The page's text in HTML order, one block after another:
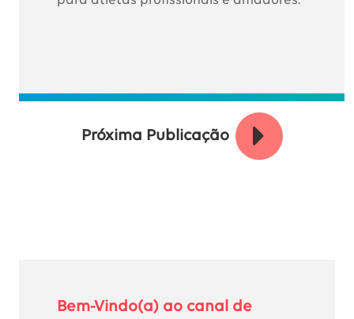
Próxima Publicação
Bem-Vindo(a) ao canal de